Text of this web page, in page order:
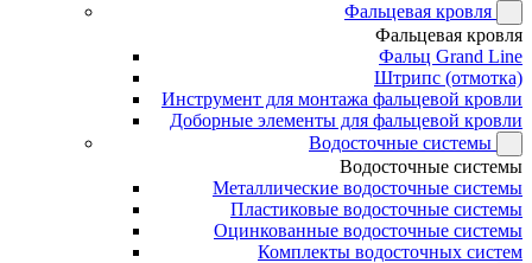
Фальцевая кровля
Фальцевая кровля
Фальц Grand Line
Штрипс (отмотка)
Инструмент для монтажа фальцевой кровли
Доборные элементы для фальцевой кровли
Водосточные системы
Водосточные системы
Металлические водосточные системы
Пластиковые водосточные системы
Оцинкованные водосточные системы
Комплекты водосточных систем